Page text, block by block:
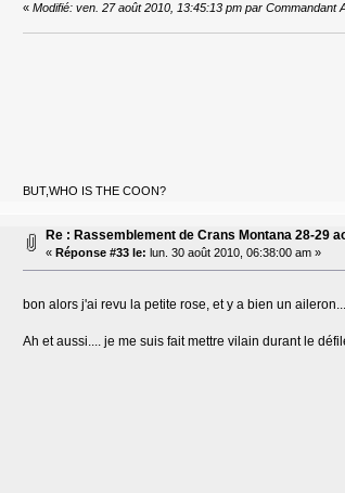
« Modifié: ven. 27 août 2010, 13:45:13 pm par Commandant
BUT,WHO IS THE COON?
Re : Rassemblement de Crans Montana 28-29
« Réponse #33 le: lun. 30 août 2010, 06:38:00 am »
bon alors j'ai revu la petite rose, et y a bien un
Ah et aussi.... je me suis fait mettre vilain durant le